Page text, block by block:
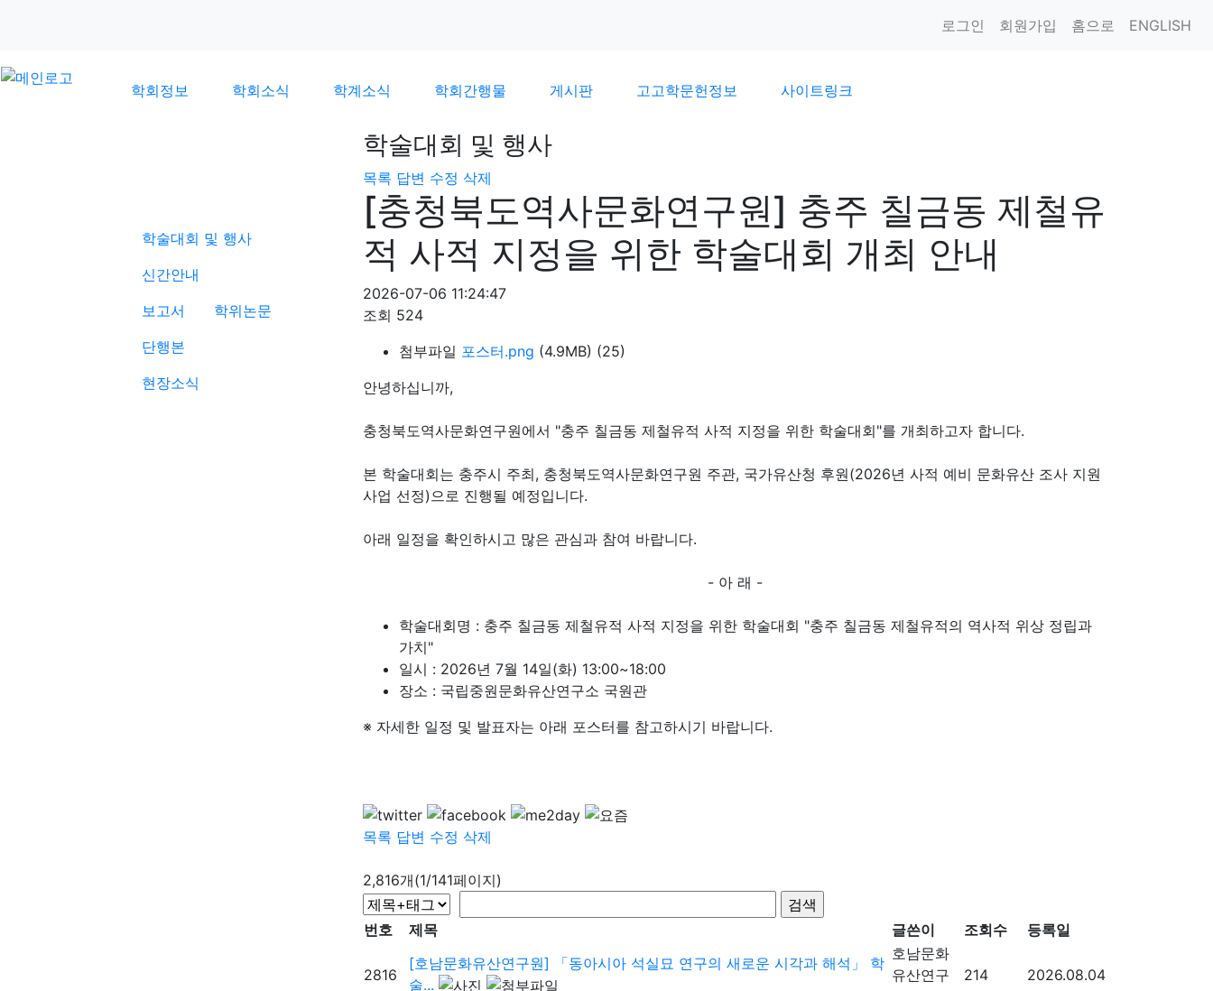
로그인 회원가입 홈으로 ENGLISH
학회정보 학회소식 학계소식 학회간행물 게시판 고고학문헌정보 사이트링크
학술대회 및 행사
신간안내
보고서
학위논문
단행본
현장소식
학술대회 및 행사
목록 답변 수정 삭제
[충청북도역사문화연구원] 충주 칠금동 제철유
적 사적 지정을 위한 학술대회 개최 안내
2026-07-06 11:24:47
조회 524
첨부파일 포스터.png (4.9MB) (25)
안녕하십니까,
충청북도역사문화연구원에서 "충주 칠금동 제철유적 사적 지정을 위한 학술대회"를 개최하고자 합니다.
본 학술대회는 충주시 주최, 충청북도역사문화연구원 주관, 국가유산청 후원(2026년 사적 예비 문화유산 조사 지원
사업 선정)으로 진행될 예정입니다.
아래 일정을 확인하시고 많은 관심과 참여 바랍니다.
- 아 래 -
학술대회명 : 충주 칠금동 제철유적 사적 지정을 위한 학술대회 "충주 칠금동 제철유적의 역사적 위상 정립과
가치"
일시 : 2026년 7월 14일(화) 13:00~18:00
장소 : 국립중원문화유산연구소 국원관
※ 자세한 일정 및 발표자는 아래 포스터를 참고하시기 바랍니다.
목록 답변 수정 삭제
2,816개(1/141페이지)
번호 제목 글쓴이 조회수 등록일
2816
[호남문화유산연구원] 「동아시아 석실묘 연구의 새로운 시각과 해석」 학
술...
호남문화
유산연구
214 2026.08.04